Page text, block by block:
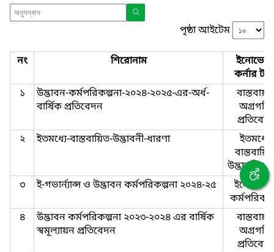
পৃষ্ঠা আইটেম
নং শিরোনাম
কর্নার
১
উদ্ভাবন-কর্মপরিকল্পনা-২০২৪-২০২৫-এর-অর্ধ-
বার্ষিক প্রতিবেদন
অগ্রগতি-
২
ইতমধ্যে-বাস্তবায়িত-উদ্ভাবনী-ধারণা
ইতমধ্যে-
উদ্ভাবনী-
৩
ই-গভার্ন্যান্স ও উদ্ভাবন কর্মপরিকল্পনা ২০২৪-২৫
৪
উদ্ভাবন কর্মপরিকল্পনা ২০২৩-২০২৪ এর বার্ষিক
স্বমূল্যায়ন প্রতিবেদন
অগ্রগতি-